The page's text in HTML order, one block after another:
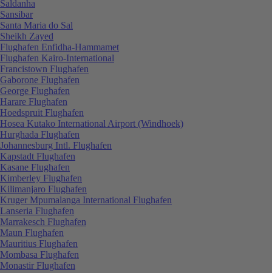
Saldanha
Sansibar
Santa Maria do Sal
Sheikh Zayed
Flughafen Enfidha-Hammamet
Flughafen Kairo-International
Francistown Flughafen
Gaborone Flughafen
George Flughafen
Harare Flughafen
Hoedspruit Flughafen
Hosea Kutako International Airport (Windhoek)
Hurghada Flughafen
Johannesburg Intl. Flughafen
Kapstadt Flughafen
Kasane Flughafen
Kimberley Flughafen
Kilimanjaro Flughafen
Kruger Mpumalanga International Flughafen
Lanseria Flughafen
Marrakesch Flughafen
Maun Flughafen
Mauritius Flughafen
Mombasa Flughafen
Monastir Flughafen